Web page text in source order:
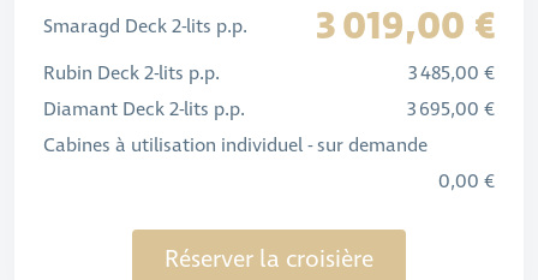
Smaragd Deck 2-lits p.p. 3 019,00 €
Rubin Deck 2-lits p.p.
3 485,00 €
Diamant Deck 2-lits p.p.
3 695,00 €
Cabines à utilisation individuel - sur demande
0,00 €
Réserver la croisière